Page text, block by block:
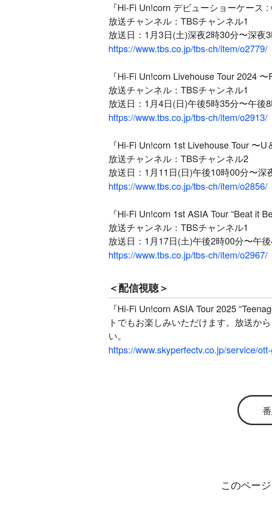
『Hi-Fi Un!corn デビューショーケース :
放送チャンネル：TBSチャンネル1
放送日：1月3日(土)深夜2時30分〜深夜
https://www.tbs.co.jp/tbs-ch/item/o2779/
『Hi-Fi Un!corn Livehouse Tour 2024 〜
放送チャンネル：TBSチャンネル1
放送日：1月4日(日)午後5時35分〜午後
https://www.tbs.co.jp/tbs-ch/item/o2913/
『Hi-Fi Un!corn 1st Livehouse Tour 〜
放送チャンネル：TBSチャンネル2
放送日：1月11日(日)午後10時00分〜深
https://www.tbs.co.jp/tbs-ch/item/o2856/
『Hi-Fi Un!corn 1st ASIA Tour “Beat it
放送チャンネル：TBSチャンネル1
放送日：1月17日(土)午後2時00分〜午
https://www.tbs.co.jp/tbs-ch/item/o2967/
＜配信視聴＞
『Hi-Fi Un!corn ASIA Tour 2025
トでもお楽しみいただけます。放送か
い。
https://www.skyperfectv.co.jp/service/
このペー